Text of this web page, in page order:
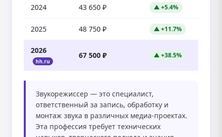
2024 43 650 ₽ ▲ +5.4%
2025 48 750 ₽ ▲ +11.7%
2026
hh.ru
67 500 ₽ ▲ +38.5%
Звукорежиссер — это специалист,
ответственный за запись, обработку и
монтаж звука в различных медиа-проектах.
Эта профессия требует технических